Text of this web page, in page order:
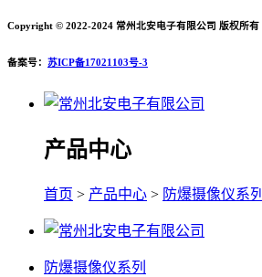
Copyright © 2022-2024 常州北安电子有限公司 版权所有
备案号： 苏ICP备17021103号-3
产品中心
首页 > 产品中心 > 防爆摄像仪系列
防爆摄像仪系列